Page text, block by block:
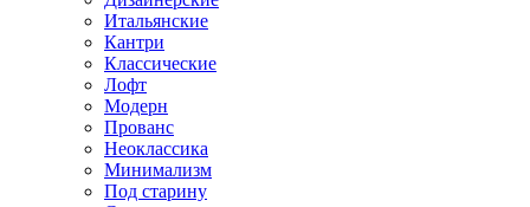
Итальянские
Кантри
Классические
Лофт
Модерн
Прованс
Неоклассика
Минимализм
Под старину